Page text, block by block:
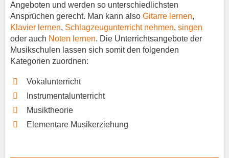
Angeboten und werden so unterschiedlichsten
Ansprüchen gerecht. Man kann also Gitarre lernen,
Klavier lernen, Schlagzeugunterricht nehmen, singen
oder auch Noten lernen. Die Unterrichtsangebote der
Musikschulen lassen sich somit den folgenden
Kategorien zuordnen:
Vokalunterricht
Instrumentalunterricht
Musiktheorie
Elementare Musikerziehung